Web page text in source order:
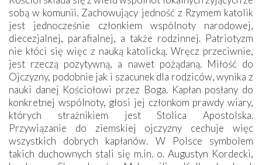
sobą w komunii. Zachowujący jedność z Rzymem katolik
jest jednocześnie członkiem wspólnoty narodowej,
diecezjalnej, parafialnej, a także rodzinnej. Patriotyzm
nie kłóci się więc z nauką katolicką. Wręcz przeciwnie,
jest rzeczą pozytywną, a nawet pożądaną. Miłość do
Ojczyzny, podobnie jak i szacunek dla rodziców, wynika z
nauki danej Kościołowi przez Boga. Kapłan posłany do
konkretnej wspólnoty, głosi jej członkom prawdy wiary,
których strażnikiem jest Stolica Apostolska.
Przywiązanie do ziemskiej ojczyzny cechuje więc
wszystkich dobrych kapłanów. W Polsce symbolem
takich duchownych stali się m.in. o. Augustyn Kordecki,